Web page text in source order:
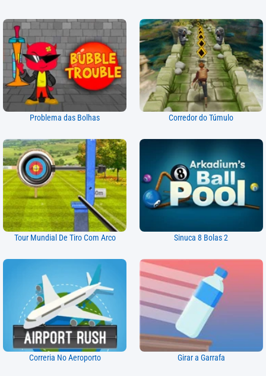
Problema das Bolhas Corredor do Túmulo
Tour Mundial De Tiro Com Arco Sinuca 8 Bolas 2
Correria No Aeroporto Girar a Garrafa